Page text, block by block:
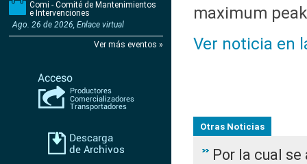
Comi - Comité de Mantenimientos
e Intervenciones
Ago. 26 de 2026, Enlace virtual
Ver más eventos »
maximum
Ver noticia en
Otras Noticias
Por la cual